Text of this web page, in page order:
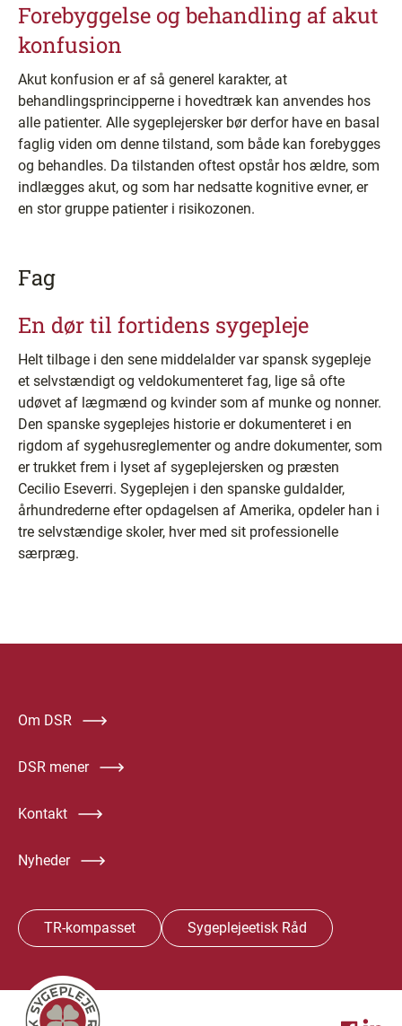
Forebyggelse og behandling af akut
konfusion
Akut konfusion er af så generel karakter, at
behandlingsprincipperne i hovedtræk kan anvendes hos
alle patienter. Alle sygeplejersker bør derfor have en basal
faglig viden om denne tilstand, som både kan forebygges
og behandles. Da tilstanden oftest opstår hos ældre, som
indlægges akut, og som har nedsatte kognitive evner, er
en stor gruppe patienter i risikozonen.
Fag
En dør til fortidens sygepleje
Helt tilbage i den sene middelalder var spansk sygepleje
et selvstændigt og veldokumenteret fag, lige så ofte
udøvet af lægmænd og kvinder som af munke og nonner.
Den spanske sygeplejes historie er dokumenteret i en
rigdom af sygehusreglementer og andre dokumenter, som
er trukket frem i lyset af sygeplejersken og præsten
Cecilio Eseverri. Sygeplejen i den spanske guldalder,
århundrederne efter opdagelsen af Amerika, opdeler han i
tre selvstændige skoler, hver med sit professionelle
særpræg.
Om DSR
DSR mener
Kontakt
Nyheder
TR-kompasset Sygeplejeetisk Råd